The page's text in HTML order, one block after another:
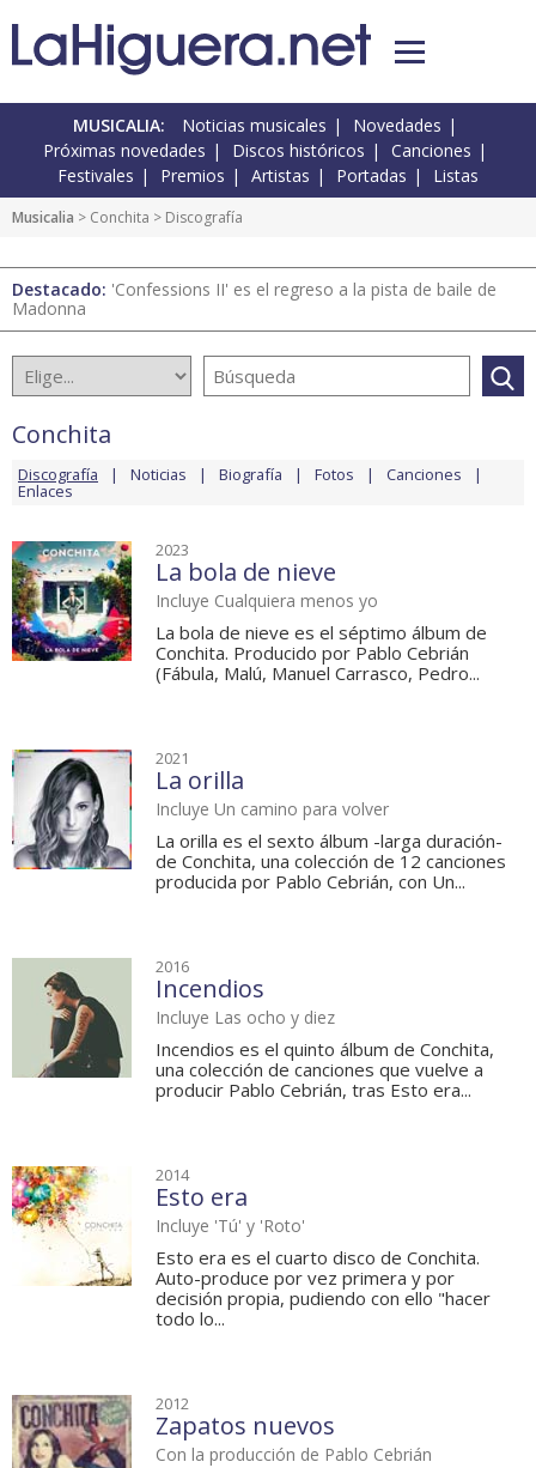
MUSICALIA: Noticias musicales
Novedades
Próximas novedades
Discos históricos
Canciones
Festivales
Premios Artistas Portadas Listas
Musicalia > Conchita > Discografía
Destacado: 'Confessions II' es el regreso a la pista de baile de
Madonna
Conchita
Discografía Noticias Biografía Fotos Canciones
Enlaces
2023
La bola de nieve
Incluye Cualquiera menos yo
La bola de nieve es el séptimo álbum de
Conchita. Producido por Pablo Cebrián
(Fábula, Malú, Manuel Carrasco, Pedro...
2021
La orilla
Incluye Un camino para volver
La orilla es el sexto álbum -larga duración-
de Conchita, una colección de 12 canciones
producida por Pablo Cebrián, con Un...
2016
Incendios
Incluye Las ocho y diez
Incendios es el quinto álbum de Conchita,
una colección de canciones que vuelve a
producir Pablo Cebrián, tras Esto era...
2014
Esto era
Incluye 'Tú' y 'Roto'
Esto era es el cuarto disco de Conchita.
Auto-produce por vez primera y por
decisión propia, pudiendo con ello "hacer
todo lo...
2012
Zapatos nuevos
Con la producción de Pablo Cebrián